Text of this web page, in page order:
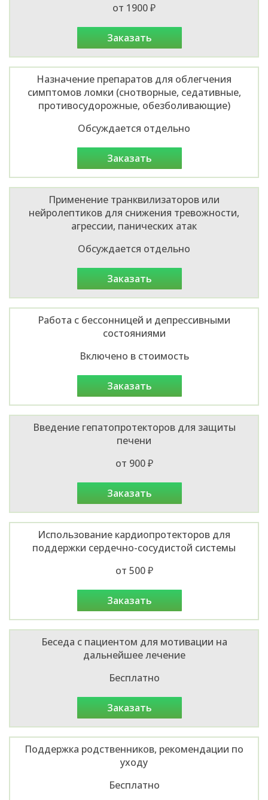
от 1900 ₽
заказать
Назначение препаратов для облегчения
симптомов ломки (снотворные, седативные,
противосудорожные, обезболивающие)
Обсуждается отдельно
заказать
Применение транквилизаторов или
нейролептиков для снижения тревожности,
агрессии, панических атак
Обсуждается отдельно
заказать
Работа с бессонницей и депрессивными
состояниями
Включено в стоимость
заказать
Введение гепатопротекторов для защиты
печени
от 900 ₽
заказать
Использование кардиопротекторов для
поддержки сердечно-сосудистой системы
от 500 ₽
заказать
Беседа с пациентом для мотивации на
дальнейшее лечение
Бесплатно
заказать
Поддержка родственников, рекомендации по
уходу
Бесплатно